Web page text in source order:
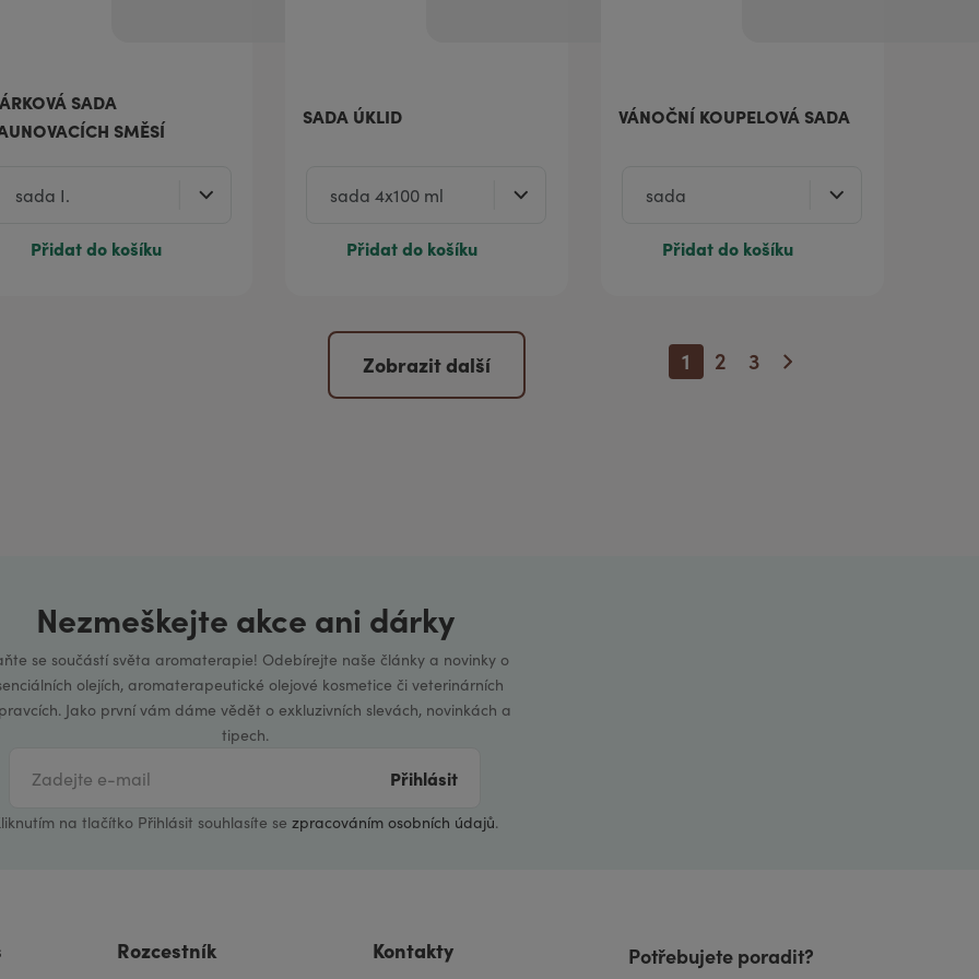
SADA
SMĚSÍ
Přidat do košíku
SADA ÚKLID
Přidat do košíku
VÁNOČNÍ KOUPELOVÁ SADA
Přidat do košíku
Zobrazit další 1 2 3
Nezmeškejte akce ani dárky
se součástí světa aromaterapie! Odebírejte naše články a novinky o
olejích, aromaterapeutické olejové kosmetice či veterinárních
Jako první vám dáme vědět o exkluzivních slevách, novinkách a
tipech.
Přihlásit
na tlačítko Přihlásit souhlasíte se zpracováním osobních údajů.
Rozcestník Kontakty Potřebujete poradit?